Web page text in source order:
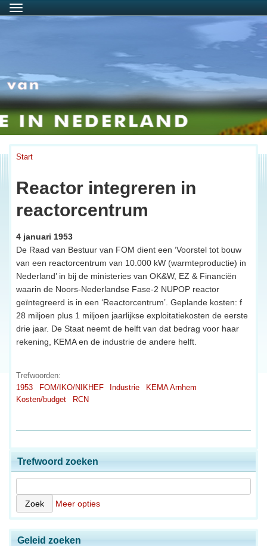
Menu
Start
Reactor integreren in
reactorcentrum
4 januari 1953
De Raad van Bestuur van FOM dient een ‘Voorstel tot bouw
van een reactorcentrum van 10.000 kW (warmteproductie) in
Nederland’ in bij de ministeries van OK&W, EZ & Financiën
waarin de Noors-Nederlandse Fase-2 NUPOP reactor
geïntegreerd is in een ‘Reactorcentrum’. Geplande kosten: f
28 miljoen plus 1 miljoen jaarlijkse exploitatiekosten de eerste
drie jaar. De Staat neemt de helft van dat bedrag voor haar
rekening, KEMA en de industrie de andere helft.
Trefwoorden:
1953
FOM/IKO/NIKHEF Industrie
KEMA Arnhem
Kosten/budget
RCN
Trefwoord zoeken
Meer opties
Geleid zoeken